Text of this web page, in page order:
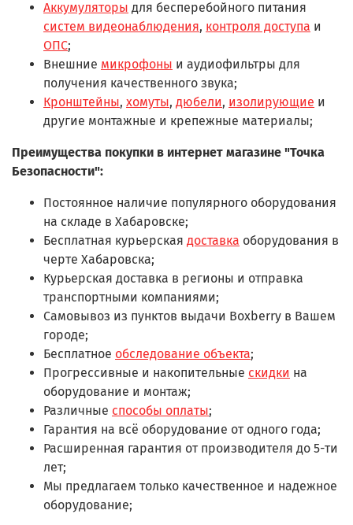
Аккумуляторы для бесперебойного питания
систем видеонаблюдения, контроля доступа и
ОПС;
Внешние микрофоны и аудиофильтры для
получения качественного звука;
Кронштейны, хомуты, дюбели, изолирующие и
другие монтажные и крепежные материалы;
Преимущества покупки в интернет магазине "Точка
Безопасности":
Постоянное наличие популярного оборудования
на складе в Хабаровске;
Бесплатная курьерская доставка оборудования в
черте Хабаровска;
Курьерская доставка в регионы и отправка
транспортными компаниями;
Самовывоз из пунктов выдачи Boxberry в Вашем
городе;
Бесплатное обследование объекта;
Прогрессивные и накопительные скидки на
оборудование и монтаж;
Различные способы оплаты;
Гарантия на всё оборудование от одного года;
Расширенная гарантия от производителя до 5-ти
лет;
Мы предлагаем только качественное и надежное
оборудование;